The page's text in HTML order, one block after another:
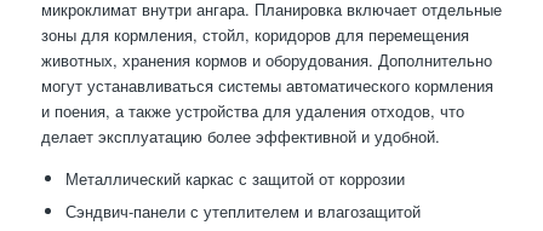
микроклимат внутри ангара. Планировка включает отдельные
зоны для кормления, стойл, коридоров для перемещения
животных, хранения кормов и оборудования. Дополнительно
могут устанавливаться системы автоматического кормления
и поения, а также устройства для удаления отходов, что
делает эксплуатацию более эффективной и удобной.
Металлический каркас с защитой от коррозии
Сэндвич-панели с утеплителем и влагозащитой